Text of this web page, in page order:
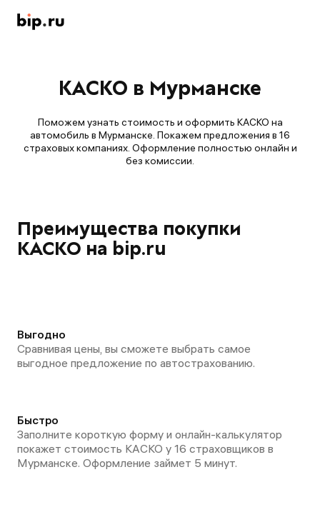
КАСКО в Мурманске
Поможем узнать стоимость и оформить КАСКО на
автомобиль в Мурманске. Покажем предложения в 16
страховых компаниях. Оформление полностью онлайн и
без комиссии.
Преимущества покупки
КАСКО на bip.ru
Выгодно
Сравнивая цены, вы сможете выбрать самое
выгодное предложение по автострахованию.
Быстро
Заполните короткую форму и онлайн-калькулятор
покажет стоимость КАСКО у 16 страховщиков в
Мурманске. Оформление займет 5 минут.